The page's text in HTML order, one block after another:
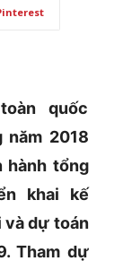
quốc
năm 2018
hành tổng
khai kế
và dự toán
Tham dự